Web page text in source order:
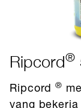
Ripcord®
Ripcord®
yang